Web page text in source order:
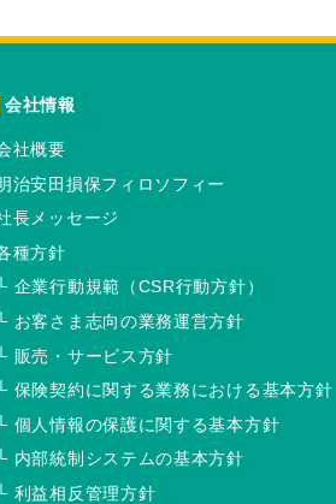
会社情報
社概要
治安田損保フィロソフィー
長メッセージ
種方針
企業行動規範（CSR行動方針）
お客さま志向の業務運営方針
販売・サービス方針
保険契約に関する業務における基本方針
個人情報の保護に関する基本方針
内部統制システムの基本方針
利益相反管理方針